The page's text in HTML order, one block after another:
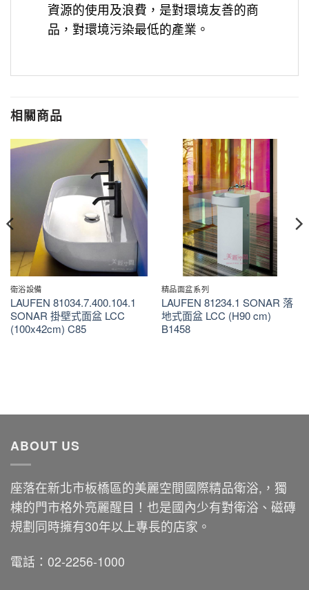
資源的使用及浪費，是對環境友善的商
品，對環境污染最低的產業。
相關商品
衛浴設備
LAUFEN 81034.7.400.104.1
SONAR 掛壁式面盆 LCC
(100x42cm) C85
精品面盆系列
LAUFEN 81234.1 SONAR 落
地式面盆 LCC (H90 cm)
B1458
ABOUT US
座落在新北市板橋區的美麗空間國際精品衛浴,，獨
棟的門市格外亮麗醒目！也是國內少有對衛浴、磁磚
規劃同時擁有30年以上專長的店家。
電話：02-2256-1000